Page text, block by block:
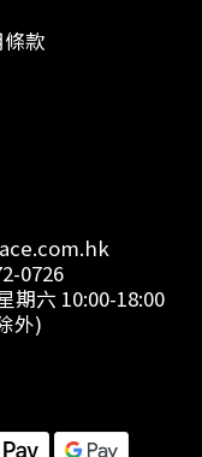
款
0726
期六 10:00-18:00
外)